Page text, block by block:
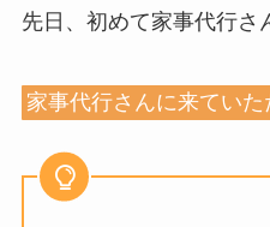
先日、初めて家事代行さ
家事代行さんに来てい